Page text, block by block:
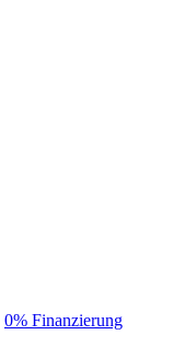
0% Finanzierung